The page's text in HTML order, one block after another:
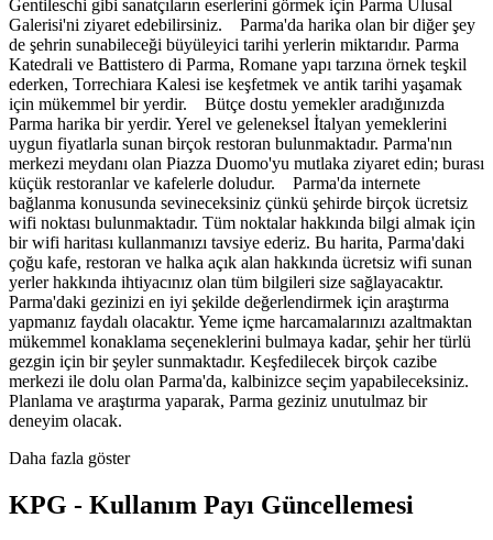
Gentileschi gibi sanatçıların eserlerini görmek için Parma Ulusal
Galerisi'ni ziyaret edebilirsiniz. Parma'da harika olan bir diğer şey
de şehrin sunabileceği büyüleyici tarihi yerlerin miktarıdır. Parma
Katedrali ve Battistero di Parma, Romane yapı tarzına örnek teşkil
ederken, Torrechiara Kalesi ise keşfetmek ve antik tarihi yaşamak
için mükemmel bir yerdir. Bütçe dostu yemekler aradığınızda
Parma harika bir yerdir. Yerel ve geleneksel İtalyan yemeklerini
uygun fiyatlarla sunan birçok restoran bulunmaktadır. Parma'nın
merkezi meydanı olan Piazza Duomo'yu mutlaka ziyaret edin; burası
küçük restoranlar ve kafelerle doludur. Parma'da internete
bağlanma konusunda sevineceksiniz çünkü şehirde birçok ücretsiz
wifi noktası bulunmaktadır. Tüm noktalar hakkında bilgi almak için
bir wifi haritası kullanmanızı tavsiye ederiz. Bu harita, Parma'daki
çoğu kafe, restoran ve halka açık alan hakkında ücretsiz wifi sunan
yerler hakkında ihtiyacınız olan tüm bilgileri size sağlayacaktır.
Parma'daki gezinizi en iyi şekilde değerlendirmek için araştırma
yapmanız faydalı olacaktır. Yeme içme harcamalarınızı azaltmaktan
mükemmel konaklama seçeneklerini bulmaya kadar, şehir her türlü
gezgin için bir şeyler sunmaktadır. Keşfedilecek birçok cazibe
merkezi ile dolu olan Parma'da, kalbinizce seçim yapabileceksiniz.
Planlama ve araştırma yaparak, Parma geziniz unutulmaz bir
deneyim olacak.
Daha fazla göster
KPG - Kullanım Payı Güncellemesi